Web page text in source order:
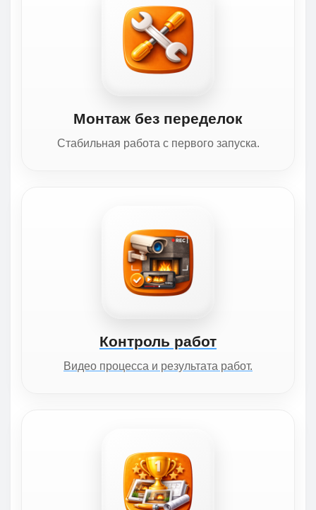
Монтаж без переделок
Стабильная работа с первого запуска.
Контроль работ
Видео процесса и результата работ.